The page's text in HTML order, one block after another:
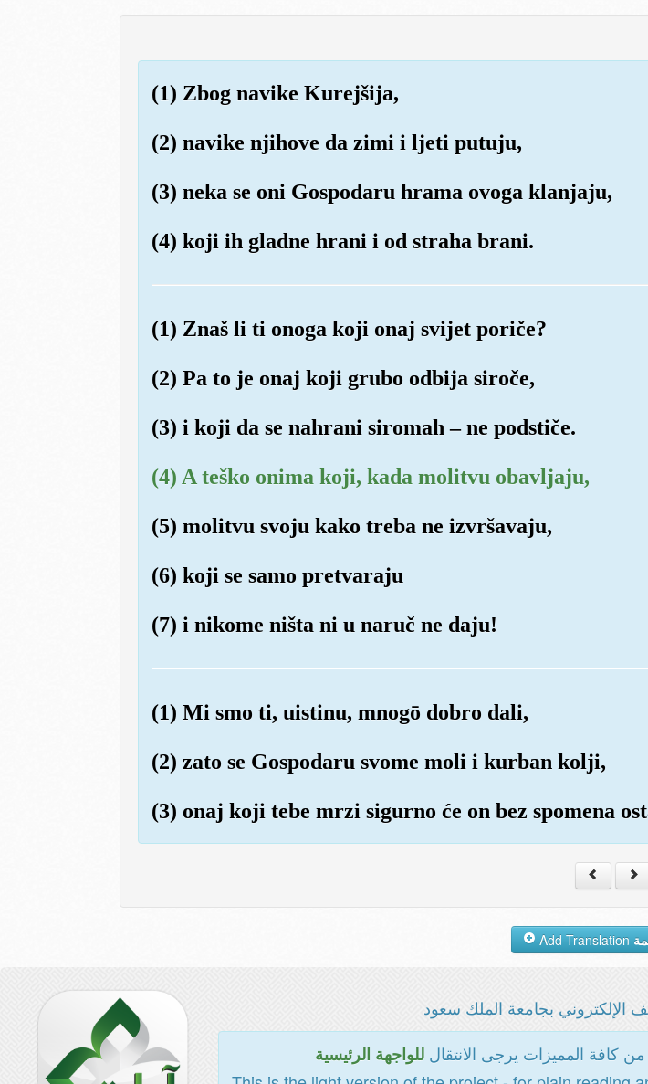
(1) Zbog navike Kurejšija,
(2) navike njihove da zimi i ljeti putuju,
(3) neka se oni Gospodaru hrama ovoga klanjaju,
(4) koji ih gladne hrani i od straha brani.
(1) Znaš li ti onoga koji onaj svijet poriče?
(2) Pa to je onaj koji grubo odbija siroče,
(3) i koji da se nahrani siromah – ne podstiče.
(4) A teško onima koji, kada molitvu obavljaju,
(5) molitvu svoju kako treba ne izvršavaju,
(6) koji se samo pretvaraju
(7) i nikome ništa ni u naruč ne daju!
(1) Mi smo ti, uistinu, mnogō dobro dali,
(2) zato se Gospodaru svome moli i kurban kolji,
(3) onaj koji tebe mrzi sigurno će on bez spomena
بجامعة الملك سعود
من كافة المميزات يرجى الانتقالللواجهة الرئيسية